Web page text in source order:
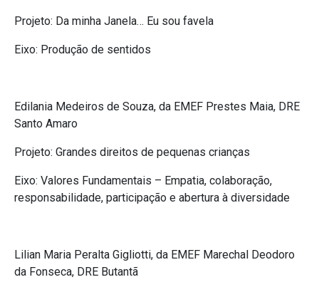
Projeto: Da minha Janela… Eu sou favela
Eixo: Produção de sentidos
Edilania Medeiros de Souza, da EMEF Prestes Maia, DRE
Santo Amaro
Projeto: Grandes direitos de pequenas crianças
Eixo: Valores Fundamentais – Empatia, colaboração,
responsabilidade, participação e abertura à diversidade
Lilian Maria Peralta Gigliotti, da EMEF Marechal Deodoro
da Fonseca, DRE Butantã